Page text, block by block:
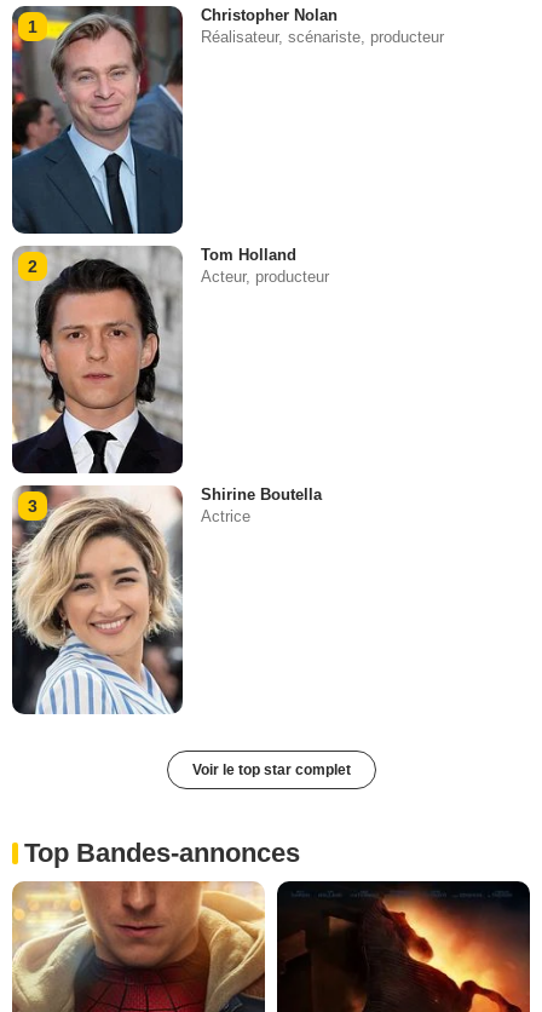
1
Christopher Nolan
Réalisateur, scénariste, producteur
2
Tom Holland
Acteur, producteur
3
Shirine Boutella
Actrice
Voir le top star complet
Top Bandes-annonces